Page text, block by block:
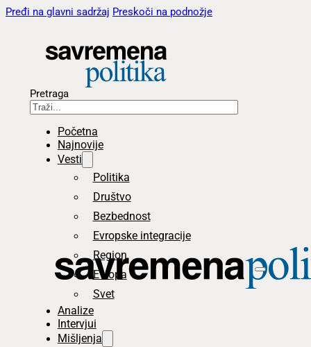
Pređi na glavni sadržaj Preskoči na podnožje
Pretraga
Početna
Najnovije
Vesti
Politika
Društvo
Bezbednost
Evropske integracije
Region
Evropa
Svet
Analize
Intervjui
Mišljenja